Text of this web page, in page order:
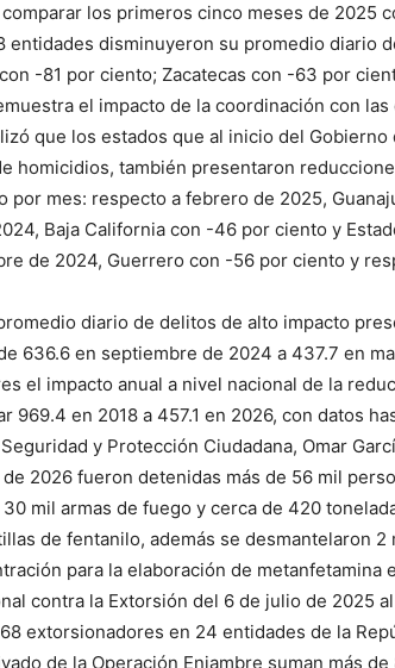
los primeros cinco meses de 2025
entidades disminuyeron su promedio diario
-81 por ciento; Zacatecas con -63 por
el impacto de la coordinación con
que los estados que al inicio del
homicidios, también presentaron
por mes: respecto a febrero de 2025,
Baja California con -46 por ciento y
de 2024, Guerrero con -56 por ciento y
diario de delitos de alto impacto
636.6 en septiembre de 2024 a 437.7 en
el impacto anual a nivel nacional de la
969.4 en 2018 a 457.1 en 2026, con datos
y Protección Ciudadana, Omar
2026 fueron detenidas más de 56 mil
mil armas de fuego y cerca de 420
de fentanilo, además se desmantelaron
para la elaboración de metanfetamina
contra la Extorsión del 6 de julio de 2025
extorsionadores en 24 entidades de la
de la Operación Enjambre suman más